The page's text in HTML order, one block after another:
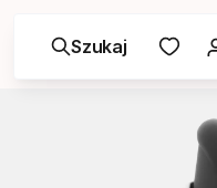
Szukaj